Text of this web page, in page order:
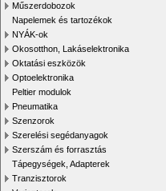
Műszerdobozok
Napelemek és tartozékok
NYÁK-ok
Okosotthon, Lakáselektronika
Oktatási eszközök
Optoelektronika
Peltier modulok
Pneumatika
Szenzorok
Szerelési segédanyagok
Szerszám és forrasztás
Tápegységek, Adapterek
Tranzisztorok